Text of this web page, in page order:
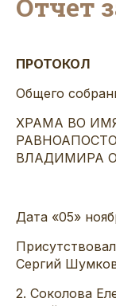
ПРОТОКОЛ
Общего
ХРАМА ВО
ВЛАДИМИРА
Дата «05»
Сергий
2. Соколова